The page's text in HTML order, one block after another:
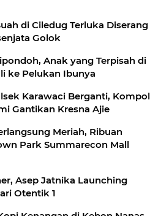
di Ciledug Terluka Diserang
Golok
Anak yang Terpisah di
ke Pelukan Ibunya
Karawaci Berganti, Kompol
Gantikan Kresna Ajie
Meriah, Ribuan
Park Summarecon Mall
Asep Jatnika Launching
Otentik 1